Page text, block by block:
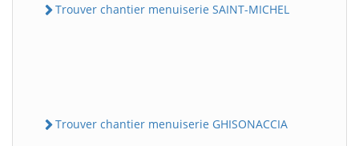
Trouver chantier menuiserie SAINT-MICHEL
Trouver chantier menuiserie GHISONACCIA